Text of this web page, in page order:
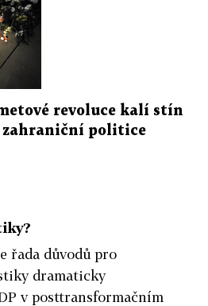
revoluce kalí stín
zahraniční politice
řada důvodů pro
dramaticky
v posttransformačním